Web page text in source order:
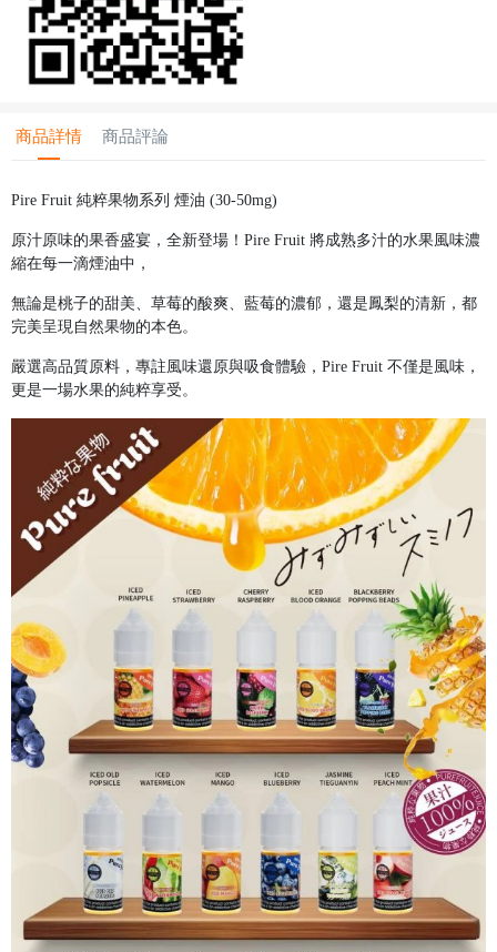
商品詳情 商品評論
Pire Fruit 純粹果物系列 煙油 (30-50mg)
原汁原味的果香盛宴，全新登場！Pire Fruit 將成熟多汁的水果風味濃
縮在每一滴煙油中，
無論是桃子的甜美、草莓的酸爽、藍莓的濃郁，還是鳳梨的清新，都
完美呈現自然果物的本色。
嚴選高品質原料，專註風味還原與吸食體驗，Pire Fruit 不僅是風味，
更是一場水果的純粹享受。